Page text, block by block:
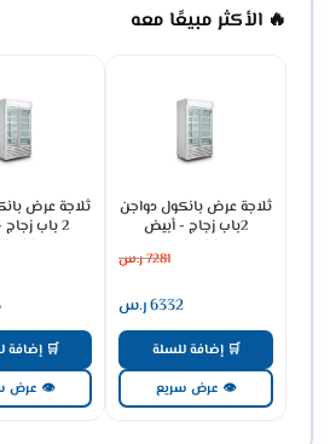
🔥 الأكثر مبيعًا معه
ثلاجة عرض بانكول دواجن
2باب زجاج - أبيض
BC1300
7281ر.س
6332ر.س
🛒 إضافة للسلة
👁 عرض سريع
ثلاجة عرض
2 باب
BC1100
🛒 إضافة
👁 عرض